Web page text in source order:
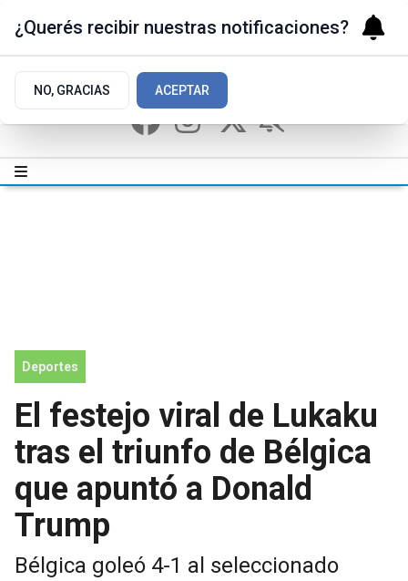
Deportes
El festejo viral de Lukaku
tras el triunfo de Bélgica
que apuntó a Donald
Trump
Bélgica goleó 4-1 al seleccionado
¿Querés recibir nuestras notificaciones?
NO, GRACIAS ACEPTAR